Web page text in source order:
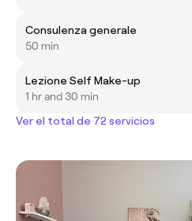
Consulenza generale
50 min
Lezione Self Make-up
1 hr and 30 min
Ver el total de 72 servicios